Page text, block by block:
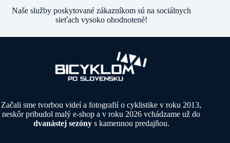
Naše služby poskytované zákazníkom sú na sociálnych
sieťach vysoko ohodnotené!
Začali sme tvorbou videí a fotografií o cyklistike v roku 2013,
neskôr pribudol malý e-shop a v roku 2026 vchádzame už do
dvanástej sezónys kamennou predajňou.